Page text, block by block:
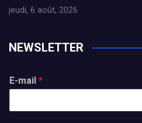
jeudi, 6 août, 2026
NEWSLETTER
E-mail *